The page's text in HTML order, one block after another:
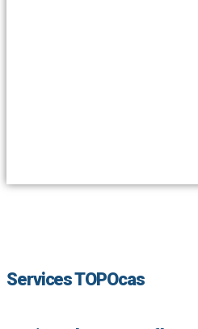
Services TOPOcas